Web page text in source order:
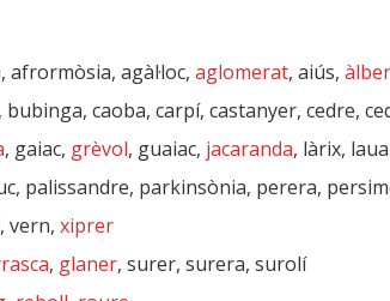
afrormòsia, agàl·loc, aglomerat, aiús, àlber
, bubinga, caoba, carpí, castanyer, cedre,
, gaiac, grèvol, guaiac, jacaranda, làrix,
palissandre, parkinsònia, perera,
vern, xiprer
, glaner, surer, surera, surolí